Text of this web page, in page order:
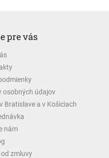
pre vás
osobných údajov
Bratislave a v Košiciach
nám
zmluvy